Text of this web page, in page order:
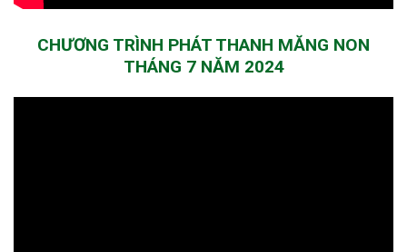
CHƯƠNG TRÌNH PHÁT THANH MĂNG NON
THÁNG 7 NĂM 2024